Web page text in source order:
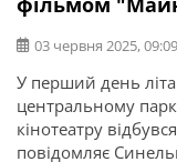
03 червня 2025, 09:09
У перший день
центральному
кінотеатру
повідомляє